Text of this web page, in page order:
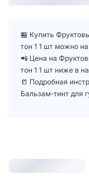
🏪 Купить
тон 1 1 шт можно
📲 Цена на
тон 1 1 шт ниже в
📒 Подробная
Бальзам-тинт для